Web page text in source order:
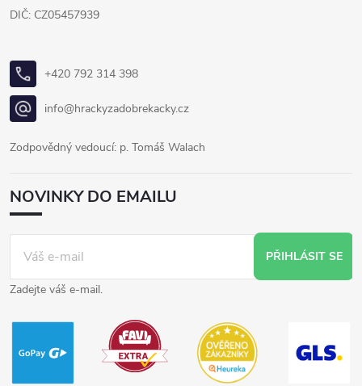
DIČ: CZ05457939
+420 792 314 398
info@hrackyzadobrekacky.cz
Zodpovědný vedoucí: p. Tomáš Walach
NOVINKY DO EMAILU
PŘIHLÁSIT SE
Zadejte váš e-mail.